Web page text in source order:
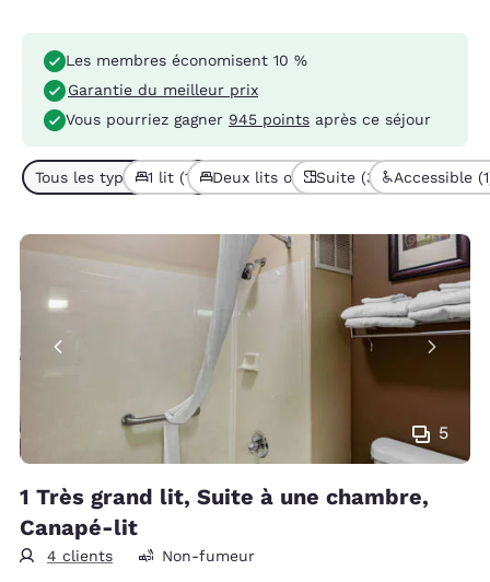
Les membres économisent 10 %
Garantie du meilleur prix
Vous pourriez gagner 945 points après ce séjour
Tous les types de chambres (3)
1 lit (1) Deux lits ou plus (2)
Suite (3) Accessible
5
1 Très grand lit, Suite à une chambre,
Canapé-lit
4 clients Non-fumeur